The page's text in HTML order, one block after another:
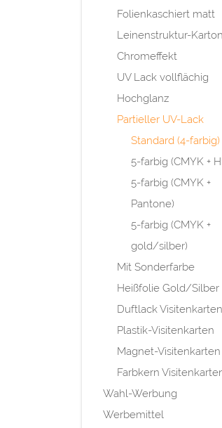
Folienkaschiert matt
Leinenstruktur-Karton
Chromeffekt
UV Lack vollflächig
Hochglanz
Partieller UV-Lack
Standard (4-farbig)
5-farbig (CMYK +
5-farbig (CMYK +
Pantone)
5-farbig (CMYK +
gold/silber)
Mit Sonderfarbe
Heißfolie Gold/Silber
Duftlack Visitenkarten
Plastik-Visitenkarten
Magnet-Visitenkarten
Farbkern
Wahl-Werbung
Werbemittel